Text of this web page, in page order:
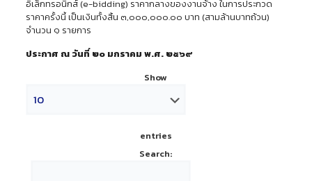
อิเล็กทรอนิกส์ (e-bidding) ราคากลางของงานจ้าง ในการประกวด
ราคาครั้งนี้ เป็นเงินทั้งสิ้น ๓,๐๐๐,๐๐๐.๐๐ บาท (สามล้านบาทถ้วน)
จำนวน ๑ รายการ
ประกาศ ณ วันที่ ๒๐ มกราคม พ.ศ. ๒๕๖๙
Show
entries
Search: